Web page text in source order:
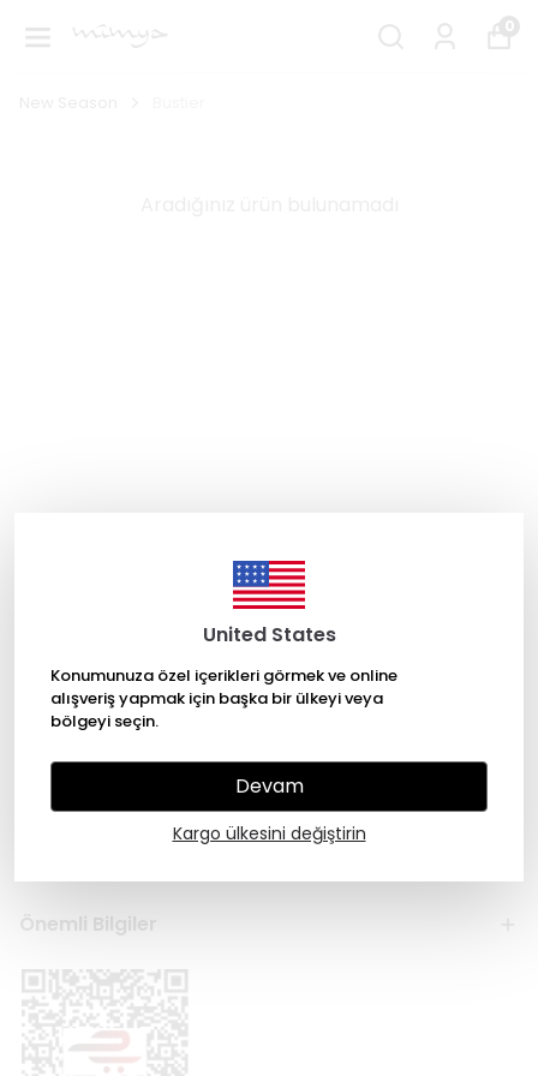
United States
Konumunuza özel içerikleri görmek ve online
alışveriş yapmak için başka bir ülkeyi veya
bölgeyi seçin.
Devam
Kargo ülkesini değiştirin
0
Kategoriler
Hesabım
Önemli Bilgiler